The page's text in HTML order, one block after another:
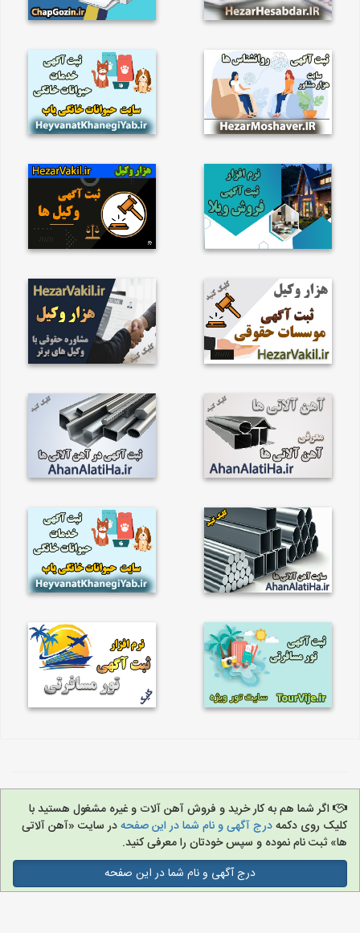
اگر شما هم به کار خرید و فروش آهن آلات و غیره مشغول هستید با
کلیک روی دکمهدرج آگهی و نام شما در این صفحهدر سایت «آهن آلاتی
ها» ثبت نام نموده و سپس خودتان را معرفی کنید.
درج آگهی و نام شما در این صفحه